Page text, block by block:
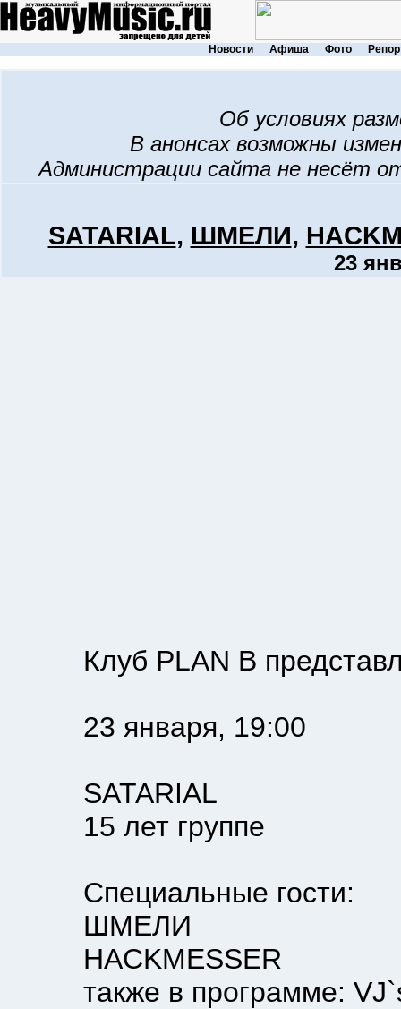
Новости Афиша Фото
Об условиях
В анонсах возможны
Администрации сайта не несёт
SATARIAL, ШМЕЛИ,
23
Клуб PLAN B
23 января, 19:00
SATARIAL
15 лет группе
Специальные гости:
ШМЕЛИ
HACKMESSER
также в программе: VJ`s